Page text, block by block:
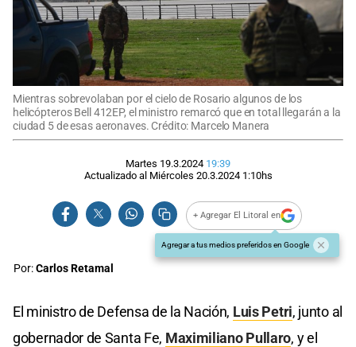
Mientras sobrevolaban por el cielo de Rosario algunos de los
helicópteros Bell 412EP, el ministro remarcó que en total llegarán a la
ciudad 5 de esas aeronaves. Crédito: Marcelo Manera
Martes 19.3.2024 19:39
Actualizado al Miércoles 20.3.2024 1:10hs
+ Agregar El Litoral en
Agregar a tus medios preferidos en Google
Por:Carlos Retamal
El ministro de Defensa de la Nación, Luis Petri, junto al
gobernador de Santa Fe, Maximiliano Pullaro, y el